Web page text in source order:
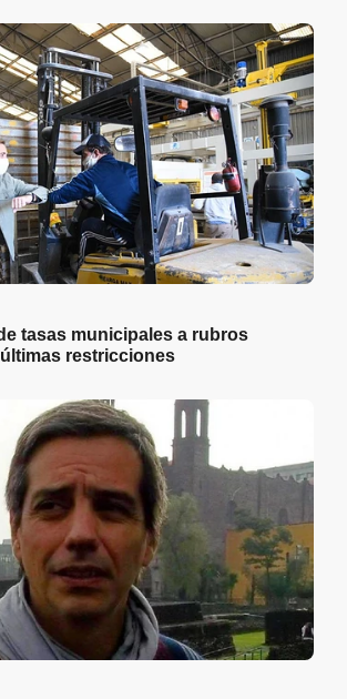
tasas municipales a rubros
restricciones